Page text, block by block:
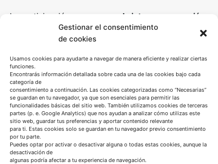
Gestionar el consentimiento
de cookies
Usamos cookies para ayudarte a navegar de manera eficiente y realizar ciertas
funciones.
Encontrarás información detallada sobre cada una de las cookies bajo cada
categoría de
consentimiento a continuación. Las cookies categorizadas como “Necesarias”
se guardan en tu navegador, ya que son esenciales para permitir las
funcionalidades básicas del sitio web. También utilizamos cookies de terceras
partes (p. e. Google Analytics) que nos ayudan a analizar cómo utilizas este
sitio web, guardar tus preferencias y aportar contenido relevante
para ti. Estas cookies solo se guardan en tu navegador previo consentimiento
por tu parte.
Puedes optar por activar o desactivar alguna o todas estas cookies, aunque la
desactivación de
algunas podría afectar a tu experiencia de navegación.
La participación en
ensayos de inter-comparación
con otros laboratorios(misma o diferente técnica),
es otra herramienta importante a la hora de avanzar
en la mejora del método, ya que puede aportar
información adicional que se desconocía
inicialmente, o que simplemente, puede ser
utilizada para mejorar el propio método analítico.
Por su parte, los softwares comerciales no siempre
contemplan todas las necesidades particulares de
cada uno de los laboratorios en los que van a ser
utilizados. De ahí
la necesidad de que cada